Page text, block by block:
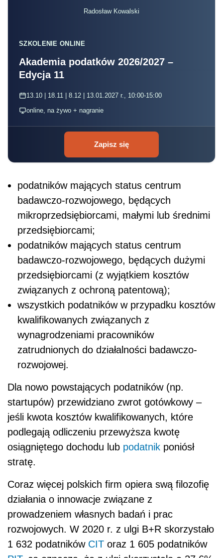
Radosław Kowalski
SZKOLENIE ONLINE
Akademia podatków 2026/2027 –
Edycja 11
13.10 | 18.11 | 8.12 | 13.01.2027 r., 10:00-15:00
online, na żywo + nagranie
Zapisz się
podatników mających status centrum
badawczo-rozwojowego, będących
mikroprzedsiębiorcami, małymi lub średnimi
przedsiębiorcami;
podatników mających status centrum
badawczo-rozwojowego, będących dużymi
przedsiębiorcami (z wyjątkiem kosztów
związanych z ochroną patentową);
wszystkich podatników w przypadku kosztów
kwalifikowanych związanych z
wynagrodzeniami pracowników
zatrudnionych do działalności badawczo-
rozwojowej.
Dla nowo powstających podatników (np.
startupów) przewidziano zwrot gotówkowy –
jeśli kwota kosztów kwalifikowanych, które
podlegają odliczeniu przewyższa kwotę
osiągniętego dochodu lub podatnik poniósł
stratę.
Coraz więcej polskich firm opiera swą filozofię
działania o innowacje związane z
prowadzeniem własnych badań i prac
rozwojowych. W 2020 r. z ulgi B+R skorzystało
1 632 podatników CIT oraz 1 605 podatników